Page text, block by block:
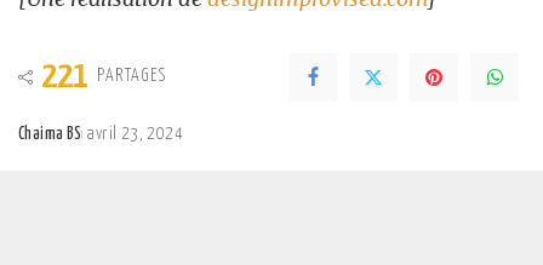
221 PARTAGES
Chaima BS avril 23, 2024